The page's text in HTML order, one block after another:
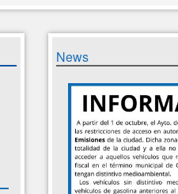
News